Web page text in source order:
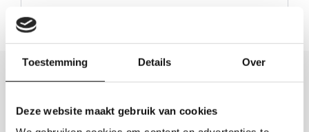
Toestemming Details Over
Deze website maakt gebruik van cookies